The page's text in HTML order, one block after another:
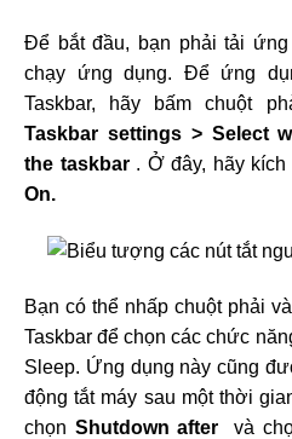
Để bắt đầu, bạn phải tải
chạy ứng dụng. Để ứng
Taskbar, hãy bấm chuột
Taskbar settings > Select
the taskbar . Ở đây, hãy kích
On.
Bạn có thể nhấp chuột phải
Taskbar để chọn các chức
Sleep. Ứng dụng này cũng
động tắt máy sau một thời
chọn Shutdown after
và